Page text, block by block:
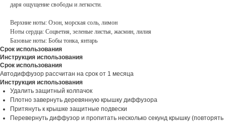
даря ощущение свободы и легкости.
Верхние ноты: Озон, морская соль, лимон
Ноты сердца: Соцветия, зеленые листья, жасмин, лилия
Базовые ноты: Бобы тонка, янтарь
Срок использования
Инструкция использования
Срок использования
Автодиффузор рассчитан на срок от 1 месяца
Инструкция использования
Удалить защитный колпачок
Плотно завернуть деревянную крышку диффузора
Притянуть к крышке защитные подвески
Перевернуть диффузор и пропитать несколько секунд крышку (повторять